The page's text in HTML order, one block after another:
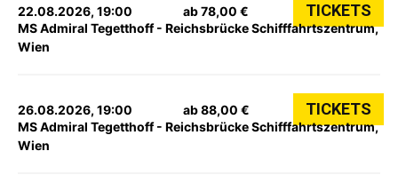
22.08.2026, 19:00
MS Admiral Tegetthoff - Reichsbrücke Schifffahrtszentrum,
Wien
ab 78,00 € TICKETS
26.08.2026, 19:00
MS Admiral Tegetthoff - Reichsbrücke Schifffahrtszentrum,
Wien
ab 88,00 € TICKETS